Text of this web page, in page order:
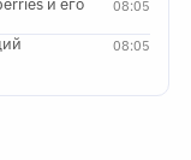
08:05
и его
08:05